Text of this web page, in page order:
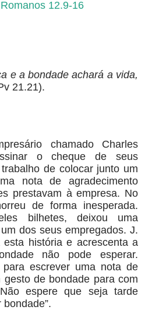
12.9-16
e a bondade achará a vida,
21.21).
chamado Charles
o cheque de seus
de colocar junto um
nota de agradecimento
prestavam à empresa. No
de forma ines­perada.
bilhetes, deixou uma
dos seus empregados. J.
esta história e acrescenta a
não pode esperar.
escrever uma nota de
de bondade para com
espere que seja tarde